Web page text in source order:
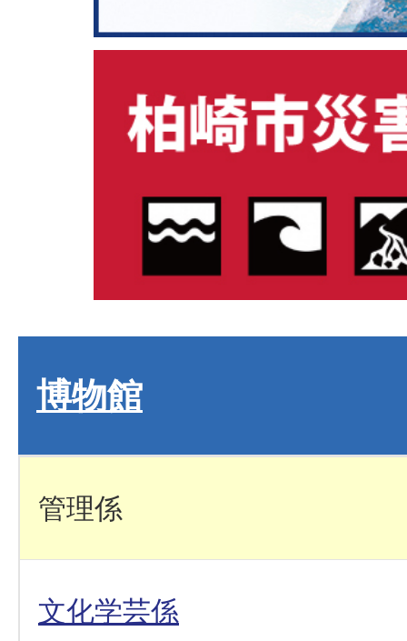
博物館
管理係
文化学芸係